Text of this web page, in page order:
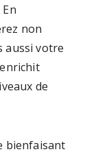
non
aussi votre
de
bienfaisant